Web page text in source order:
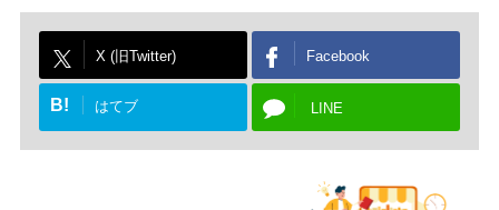
X (旧Twitter) Facebook
B! はてブ LINE